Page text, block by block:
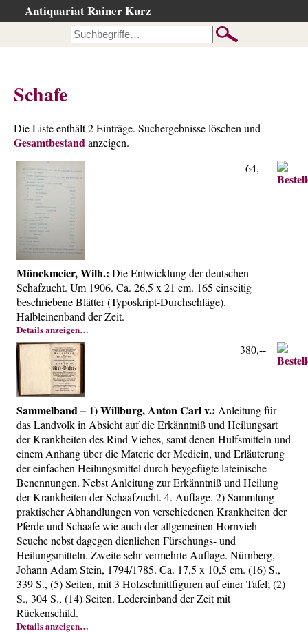
Antiquariat Rainer Kurz
…nach Beschreibung
…nach Kategorie
…nach Schlagwort
…nach Person
Neuzugänge
…der letzten Wochen
…der letzten Tage
Suchergebnisse
Ankauf
Warenkorb
Über uns
Kontakt
Impressum
Versandkosten
AGB
Widerrufsrecht
Datenschutz
Schafe
Die Liste enthält 2 Einträge. Suchergebnisse löschen und
Gesamtbestandanzeigen.
Mönckmeier, Wilh.: Die Entwicklung der deutschen
Schafzucht. Um 1906. Ca. 26,5 x 21 cm. 165 einseitig
beschriebene Blätter (Typoskript-Durchschläge).
Halbleinenband der Zeit.
Details anzeigen…
64,--
Sammelband – 1) Willburg, Anton Carl v.: Anleitung für
das Landvolk in Absicht auf die Erkänntniß und Heilungsart
der Krankheiten des Rind-Viehes, samt denen Hülfsmitteln und
einem Anhang über die Materie der Medicin, und Erläuterung
der einfachen Heilungsmittel durch beygefügte lateinische
Benennungen. Nebst Anleitung zur Erkänntniß und Heilung
der Krankheiten der Schaafzucht. 4. Auflage. 2) Sammlung
praktischer Abhandlungen von verschiedenen Krankheiten der
Pferde und Schaafe wie auch der allgemeinen Hornvieh-
Seuche nebst dagegen dienlichen Fürsehungs- und
Heilungsmitteln. Zweite sehr vermehrte Auflage. Nürnberg,
Johann Adam Stein, 1794/1785. Ca. 17,5 x 10,5 cm. (16) S.,
339 S., (5) Seiten, mit 3 Holzschnittfiguren auf einer Tafel; (2)
S., 304 S., (14) Seiten. Ledereinband der Zeit mit
Rückenschild.
Details anzeigen…
380,--